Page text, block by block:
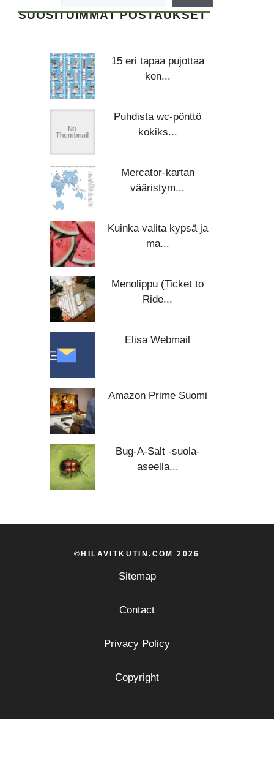
SUOSITUIMMAT POSTAUKSET
15 eri tapaa pujottaa
ken...
Puhdista wc-pönttö
kokiks...
Mercator-kartan
vääristym...
Kuinka valita kypsä ja
ma...
Menolippu (Ticket to
Ride...
Elisa Webmail
Amazon Prime Suomi
Bug-A-Salt -suola-
aseella...
©HILAVITKUTIN.COM 2026
Sitemap
Contact
Privacy Policy
Copyright